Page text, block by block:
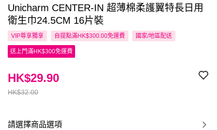
Unicharm CENTER-IN 超薄棉柔護翼特長日用
衛生巾24.5CM 16片裝
VIP尊享獨享 自提點滿HK$300.00免運費 國家/地區配送
送上門滿HK$300免運費
HK$32.00
HK$29.90
請選擇商品選項